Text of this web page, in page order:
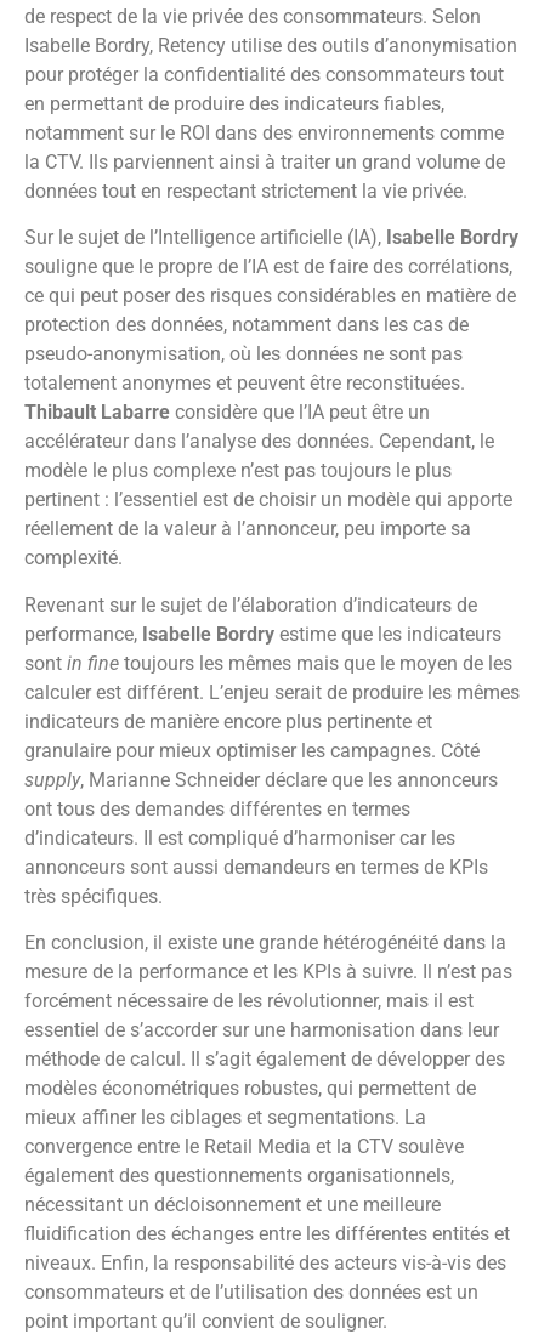
de respect de la vie privée des consommateurs. Selon
Isabelle Bordry, Retency utilise des outils d’anonymisation
pour protéger la confidentialité des consommateurs tout
en permettant de produire des indicateurs fiables,
notamment sur le ROI dans des environnements comme
la CTV. Ils parviennent ainsi à traiter un grand volume de
données tout en respectant strictement la vie privée.
Sur le sujet de l’Intelligence artificielle (IA), Isabelle Bordry
souligne que le propre de l’IA est de faire des corrélations,
ce qui peut poser des risques considérables en matière de
protection des données, notamment dans les cas de
pseudo-anonymisation, où les données ne sont pas
totalement anonymes et peuvent être reconstituées.
Thibault Labarre considère que l’IA peut être un
accélérateur dans l’analyse des données. Cependant, le
modèle le plus complexe n’est pas toujours le plus
pertinent : l’essentiel est de choisir un modèle qui apporte
réellement de la valeur à l’annonceur, peu importe sa
complexité.
Revenant sur le sujet de l’élaboration d’indicateurs de
performance, Isabelle Bordry estime que les indicateurs
sont in fine toujours les mêmes mais que le moyen de les
calculer est différent. L’enjeu serait de produire les mêmes
indicateurs de manière encore plus pertinente et
granulaire pour mieux optimiser les campagnes. Côté
supply, Marianne Schneider déclare que les annonceurs
ont tous des demandes différentes en termes
d’indicateurs. Il est compliqué d’harmoniser car les
annonceurs sont aussi demandeurs en termes de KPIs
très spécifiques.
En conclusion, il existe une grande hétérogénéité dans la
mesure de la performance et les KPIs à suivre. Il n’est pas
forcément nécessaire de les révolutionner, mais il est
essentiel de s’accorder sur une harmonisation dans leur
méthode de calcul. Il s’agit également de développer des
modèles économétriques robustes, qui permettent de
mieux affiner les ciblages et segmentations. La
convergence entre le Retail Media et la CTV soulève
également des questionnements organisationnels,
nécessitant un décloisonnement et une meilleure
fluidification des échanges entre les différentes entités et
niveaux. Enfin, la responsabilité des acteurs vis-à-vis des
consommateurs et de l’utilisation des données est un
point important qu’il convient de souligner.